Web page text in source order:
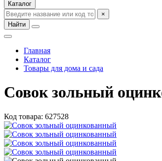
Каталог
×
Найти
Главная
Каталог
Товары для дома и сада
Совок зольный
Код товара: 627528